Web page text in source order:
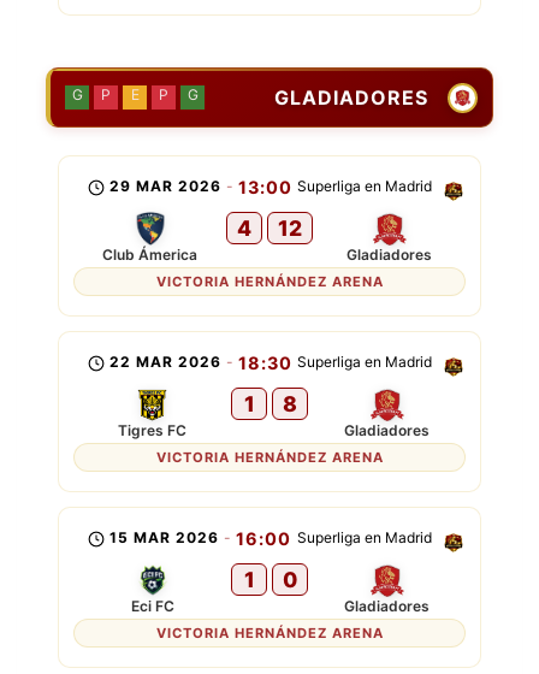
GLADIADORES
G P E P G
Superliga en Madrid
29 MAR 2026 - 13:00
Club Ámerica
4 12
Gladiadores
VICTORIA HERNÁNDEZ ARENA
Superliga en Madrid
22 MAR 2026 - 18:30
Tigres FC
1 8
Gladiadores
VICTORIA HERNÁNDEZ ARENA
Superliga en Madrid
15 MAR 2026 - 16:00
Eci FC
1 0
Gladiadores
VICTORIA HERNÁNDEZ ARENA